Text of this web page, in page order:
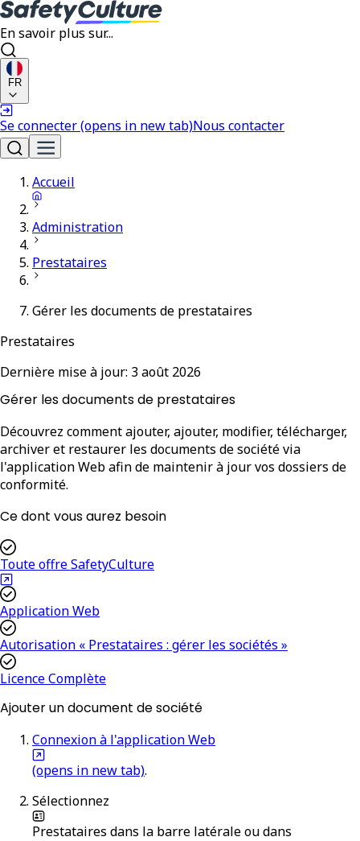
En savoir plus sur...
FR
Se connecter(opens in new tab)Nous contacter
Accueil
Administration
Prestataires
Gérer les documents de prestataires
Prestataires
Dernière mise à jour: 3 août 2026
Gérer les documents de prestataires
Découvrez comment ajouter, ajouter, modifier, télécharger,
archiver et restaurer les documents de société via
l'application Web afin de maintenir à jour vos dossiers de
conformité.
Ce dont vous aurez besoin
Toute offre SafetyCulture
Application Web
Autorisation « Prestataires : gérer les sociétés »
Licence Complète
Ajouter un document de société
Connexion à l'application Web
(opens in new tab).
Sélectionnez
Prestataires dans la barre latérale ou dans